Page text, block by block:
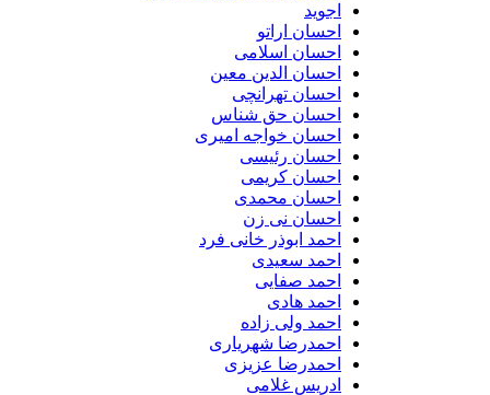
احسان اراتو
احسان اسلامی
احسان الدین معین
احسان تهرانچی
احسان حق شناس
احسان خواجه امیری
احسان رئیسی
احسان کریمی
احسان محمدی
احسان نی زن
احمد ابوذر خانی فرد
احمد سعیدی
احمد صفایی
احمد هادی
احمد ولی زاده
احمدرضا شهریاری
احمدرضا عزیزی
ادریس غلامی